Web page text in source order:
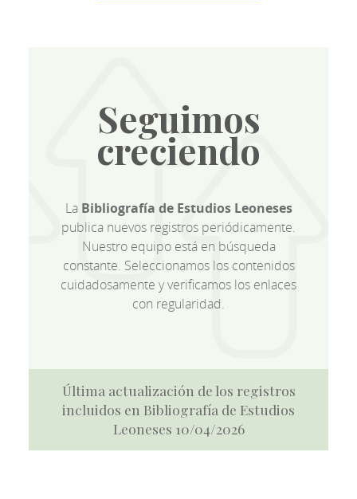
Seguimos
creciendo
La Bibliografía de Estudios Leoneses
publica nuevos registros periódicamente.
Nuestro equipo está en búsqueda
constante. Seleccionamos los contenidos
cuidadosamente y verificamos los enlaces
con regularidad.
Última actualización de los registros
incluidos en Bibliografía de Estudios
Leoneses 10/04/2026